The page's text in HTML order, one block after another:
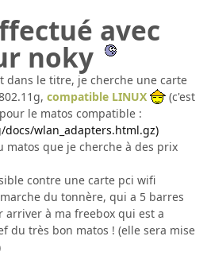
avec
noky
dans le titre, je cherche une carte
compatible LINUX
(c'est
le matos compatible :
wlan_adapters.html.gz)
que je cherche à des prix
contre une carte pci wifi
du tonnère, qui a 5 barres
à ma freebox qui est a
du très bon matos ! (elle sera mise